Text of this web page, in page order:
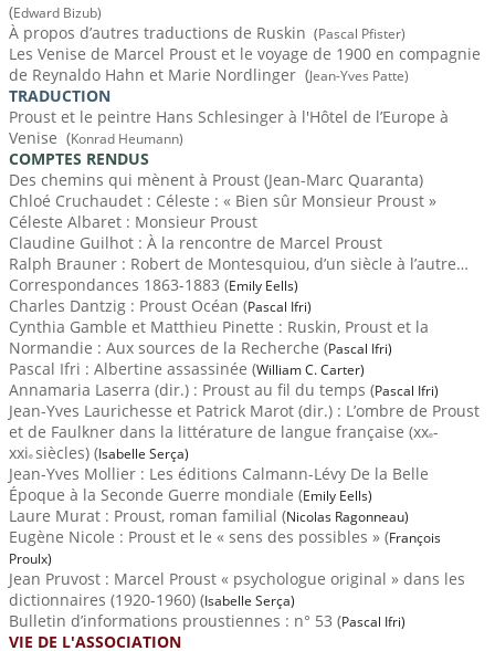
(Edward Bizub)
À propos d’autres traductions de Ruskin (Pascal Pfister)
Les Venise de Marcel Proust et le voyage de 1900 en compagnie
de Reynaldo Hahn et Marie Nordlinger (Jean-Yves Patte)
TRADUCTION
Proust et le peintre Hans Schlesinger à l'Hôtel de l’Europe à
Venise (Konrad Heumann)
COMPTES RENDUS
Des chemins qui mènent à Proust (Jean-Marc Quaranta)
Chloé Cruchaudet : Céleste : « Bien sûr Monsieur Proust »
Céleste Albaret : Monsieur Proust
Claudine Guilhot : À la rencontre de Marcel Proust
Ralph Brauner : Robert de Montesquiou, d’un siècle à l’autre…
Correspondances 1863-1883 (Emily Eells)
Charles Dantzig : Proust Océan (Pascal Ifri)
Cynthia Gamble et Matthieu Pinette : Ruskin, Proust et la
Normandie : Aux sources de la Recherche (Pascal Ifri)
Pascal Ifri : Albertine assassinée (William C. Carter)
Annamaria Laserra (dir.) : Proust au fil du temps (Pascal Ifri)
Jean-Yves Laurichesse et Patrick Marot (dir.) : L’ombre de Proust
et de Faulkner dans la littérature de langue française (xxe-
xxie siècles) (Isabelle Serça)
Jean-Yves Mollier : Les éditions Calmann-Lévy De la Belle
Époque à la Seconde Guerre mondiale (Emily Eells)
Laure Murat : Proust, roman familial (Nicolas Ragonneau)
Eugène Nicole : Proust et le « sens des possibles » (François
Proulx)
Jean Pruvost : Marcel Proust « psychologue original » dans les
dictionnaires (1920-1960) (Isabelle Serça)
Bulletin d’informations proustiennes : n° 53 (Pascal Ifri)
VIE DE L'ASSOCIATION